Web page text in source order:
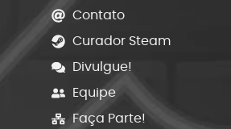
Contato
Curador Steam
Divulgue!
Equipe
Faça Parte!